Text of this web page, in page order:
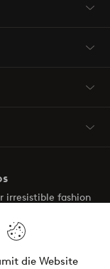
die Website
irresistible fashion
your next look